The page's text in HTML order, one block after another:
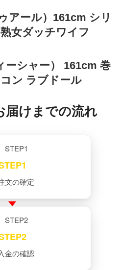
アール）161cm シリ
女ダッチワイフ
ーシャー） 161cm 巻
ン ラブドール
届けまでの流れ
文の確定
金の確認